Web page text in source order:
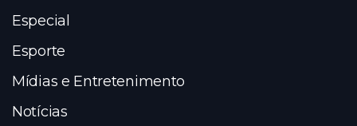
Especial
Esporte
Mídias e Entretenimento
Notícias